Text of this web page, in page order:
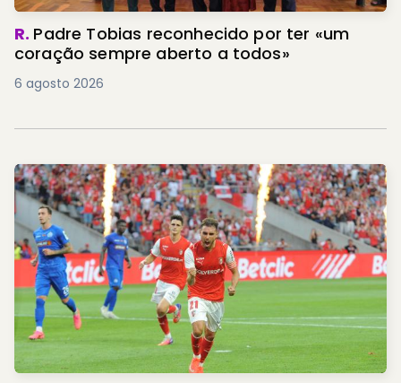
R. Padre Tobias reconhecido por ter «um
coração sempre aberto a todos»
6 agosto 2026